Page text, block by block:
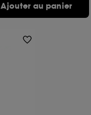
Ajouter au panier